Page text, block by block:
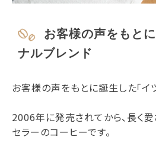
お客様の声をもと
ナルブレンド
お客様の声をもとに誕生した「イ
2006年に発売されてから、長く
セラーのコーヒーです。